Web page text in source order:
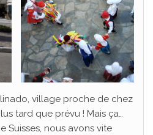
village proche de chez
tard que prévu ! Mais ça…
Suisses, nous avons vite